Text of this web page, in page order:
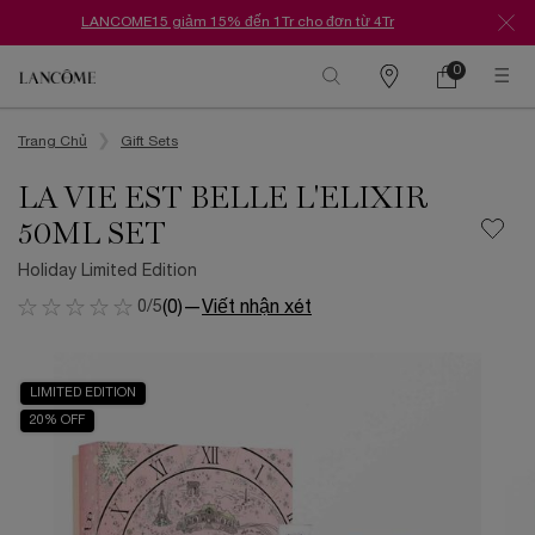
LANCOME15 giảm 15% đến 1Tr cho đơn từ 4Tr
Danh
Giỏ
0
0 Sản phẩm
Trang Chủ
Gift Sets
LA VIE EST BELLE L'ELIXIR
50ML SET
Holiday Limited Edition
0/5(0) — Viết nhận xét
LIMITED EDITION
20% OFF